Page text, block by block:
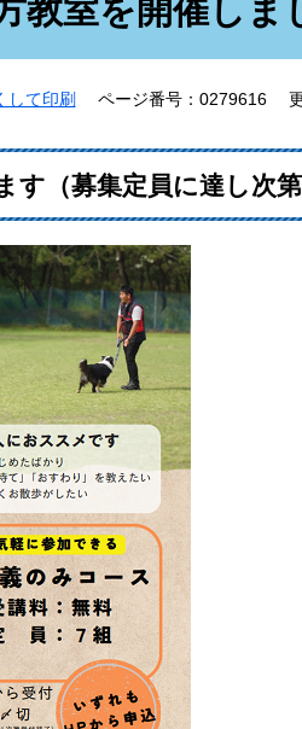
教室を開催しま
して印刷 ページ番号：0279616
（募集定員に達し次第